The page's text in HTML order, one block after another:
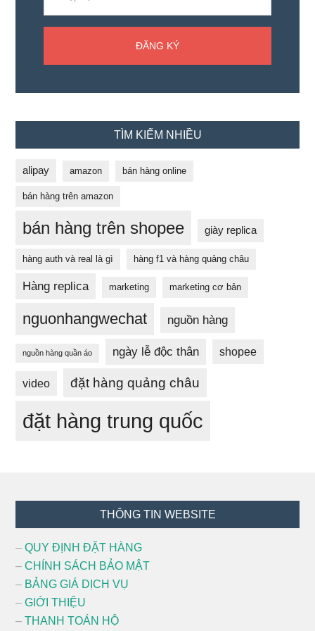
TÌM KIẾM NHIỀU
alipay amazon bán hàng online
bán hàng trên amazon
bán hàng trên shopee giày replica
hàng auth và real là gì hàng f1 và hàng quảng châu
Hàng replica marketing marketing cơ bản
nguonhangwechat nguồn hàng
nguồn hàng quần áo ngày lễ độc thân shopee
video đặt hàng quảng châu
đặt hàng trung quốc
THÔNG TIN WEBSITE
–QUY ĐỊNH ĐẶT HÀNG
–CHÍNH SÁCH BẢO MẬT
– BẢNG GIÁ DỊCH VỤ
–GIỚI THIỆU
–THANH TOÁN HỘ